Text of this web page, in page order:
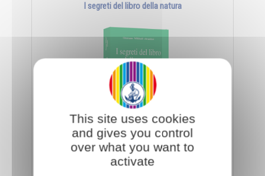
I segreti del libro della natura
- Il libro della natura - Il giorno e la notte - La
sorgente e la palude - Il matrimonio, simbolo
This site uses cookies
and gives you control
over what you want to
activate